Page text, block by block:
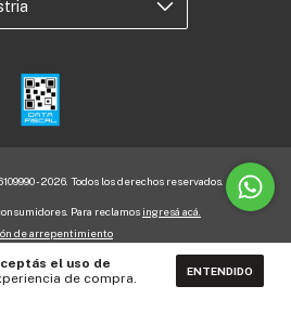
el uso de
de compra. ENTENDIDO
- 2026. Todos los derechos reservados.
Para reclamos ingresá acá.
de arrepentimiento